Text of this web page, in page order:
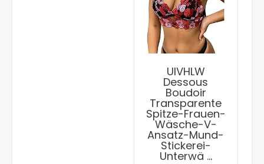
UIVHLW
Dessous
Boudoir
Transparente
Spitze-Frauen-
Wäsche-V-
Ansatz-Mund-
Stickerei-
Unterwä …